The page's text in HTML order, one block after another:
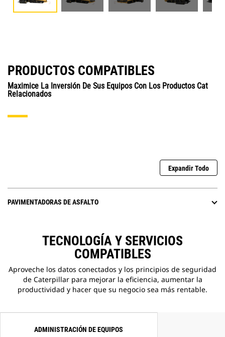
PRODUCTOS COMPATIBLES
Maximice La Inversión De Sus Equipos Con Los Productos Cat
Relacionados
Expandir Todo
PAVIMENTADORAS DE ASFALTO
TECNOLOGÍA Y SERVICIOS
COMPATIBLES
Aproveche los datos conectados y los principios de seguridad
de Caterpillar para mejorar la eficiencia, aumentar la
productividad y hacer que su negocio sea más rentable.
ADMINISTRACIÓN DE EQUIPOS